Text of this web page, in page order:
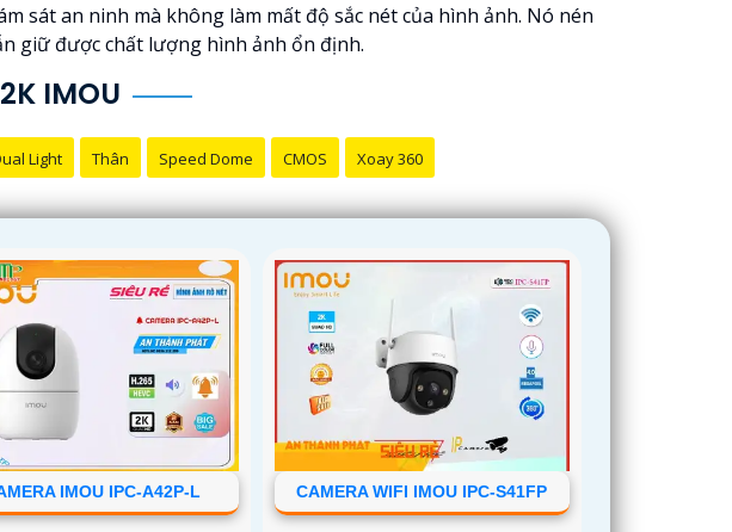
sát an ninh mà không làm mất độ sắc nét của hình ảnh. Nó nén
giữ được chất lượng hình ảnh ổn định.
IMOU
Light Thân Speed Dome CMOS Xoay 360
IMOU IPC-A42P-L CAMERA WIFI IMOU IPC-S41FP